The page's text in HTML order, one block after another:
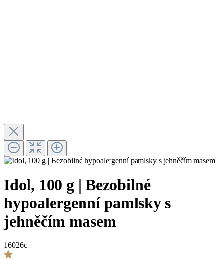
Idol, 100 g | Bezobilné
hypoalergenní pamlsky s
jehněčím masem
16026c